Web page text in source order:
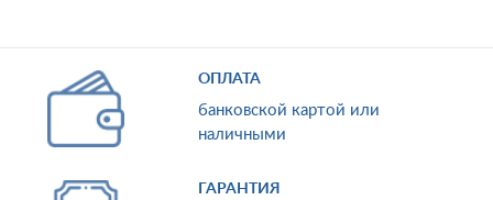
ОПЛАТА
банковской картой или
наличными
ГАРАНТИЯ